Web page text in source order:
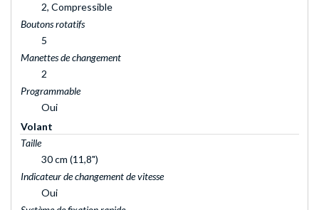
2, Compressible
Boutons rotatifs
5
Manettes de changement
2
Programmable
Oui
Volant
Taille
30 cm (11,8")
Indicateur de changement de vitesse
Oui